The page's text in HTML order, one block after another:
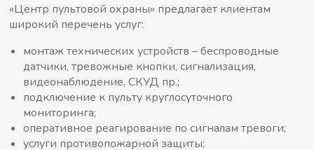
«Центр пультовой охраны» предлагает клиентам
широкий перечень услуг:
монтаж технических устройств – беспроводные
датчики, тревожные кнопки, сигнализация,
видеонаблюдение, СКУД пр.;
подключение к пульту круглосуточного
мониторинга;
оперативное реагирование по сигналам тревоги;
услуги противопожарной защиты;